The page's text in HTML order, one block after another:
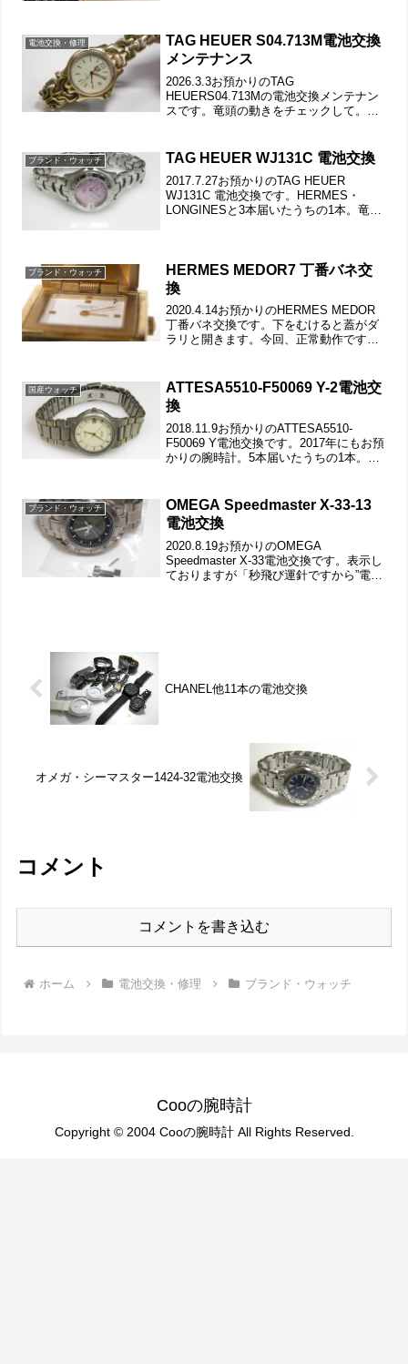
電池交換・修理
TAG HEUER S04.713M電池交換
メンテナンス
2026.3.3お預かりのTAG
HEUERS04.713Mの電池交換メンテナン
スです。竜頭の動きをチェックして。ス
ックルの汚れもチェックします。裏蓋は
ブランド・ウォッチ TAG HEUER WJ131C 電池交換
2017.7.27お預かりのTAG HEUER
WJ131C 電池交換です。HERMES・
LONGINESと3本届いたうちの1本。竜頭
ブランド・ウォッチ
HERMES MEDOR7 丁番バネ交
換
2020.4.14お預かりのHERMES MEDOR
丁番バネ交換です。下をむけると蓋がダ
ラリと開きます。今回、正常動作ですか
す。純正のバネの持ち合わせは無く、ま
た入手も...
国産ウォッチ
ATTESA5510-F50069 Y-2電池交
換
2018.11.9お預かりのATTESA5510-
F50069 Y電池交換です。2017年にもお預
かりの腕時計。5本届いたうちの1本。ベ
きバンドに両開きバックル。裏蓋は...
ブランド・ウォッチ
OMEGA Speedmaster X-33-13
電池交換
2020.8.19お預かりのOMEGA
Speedmaster X-33電池交換です。表示し
ておりますが「秒飛び運針ですから”電池
CHANEL他11本の電池交換
オメガ・シーマスター1424-32電池交換
コメント
コメントを書き込む
ホーム 電池交換・修理 ブランド・ウォッチ
Cooの腕時計
Copyright © 2004 Cooの腕時計 All Rights Reserved.